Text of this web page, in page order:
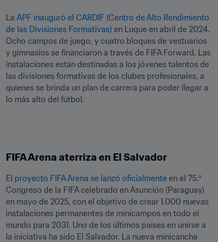
La APF inauguró el CARDIF (Centro de Alto Rendimiento
de las Divisiones Formativas) en Luque en abril de 2024.
Ocho campos de juego, y cuatro bloques de vestuarios
y gimnasios se financiaron a través de FIFA Forward. Las
instalaciones están destinadas a los jóvenes talentos de
las divisiones formativas de los clubes profesionales, a
quienes se brinda un plan de carrera para poder llegar a
lo más alto del fútbol.
FIFA Arena aterriza en El Salvador
El proyecto FIFA Arena se lanzó oficialmente en el 75.º
Congreso de la FIFA celebrado en Asunción (Paraguay)
en mayo de 2025, con el objetivo de crear 1.000 nuevas
instalaciones permanentes de minicampos en todo el
mundo para 2031. Uno de los últimos países en unirse a
la iniciativa ha sido El Salvador. La nueva minicancha